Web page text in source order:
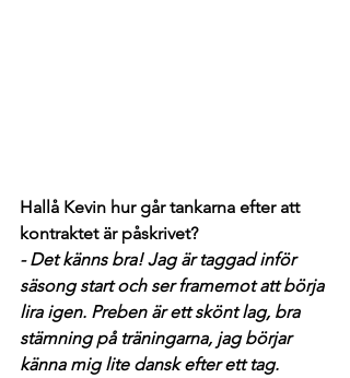
Hallå Kevin hur går tankarna efter att
kontraktet är påskrivet?
- Det känns bra! Jag är taggad inför
säsong start och ser framemot att börja
lira igen. Preben är ett skönt lag, bra
stämning på träningarna, jag börjar
känna mig lite dansk efter ett tag.